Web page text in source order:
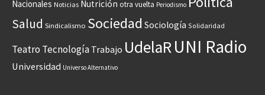
Nacionales Noticias Nutrición otra vuelta Periodismo
Salud Sindicalismo Sociedad Sociología Solidaridad
Teatro Tecnología Trabajo UdelaRUNI Radio
Universidad Universo Alternativo